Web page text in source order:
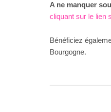
A ne manquer
cliquant sur le lien
Bénéficiez
Bourgogne.